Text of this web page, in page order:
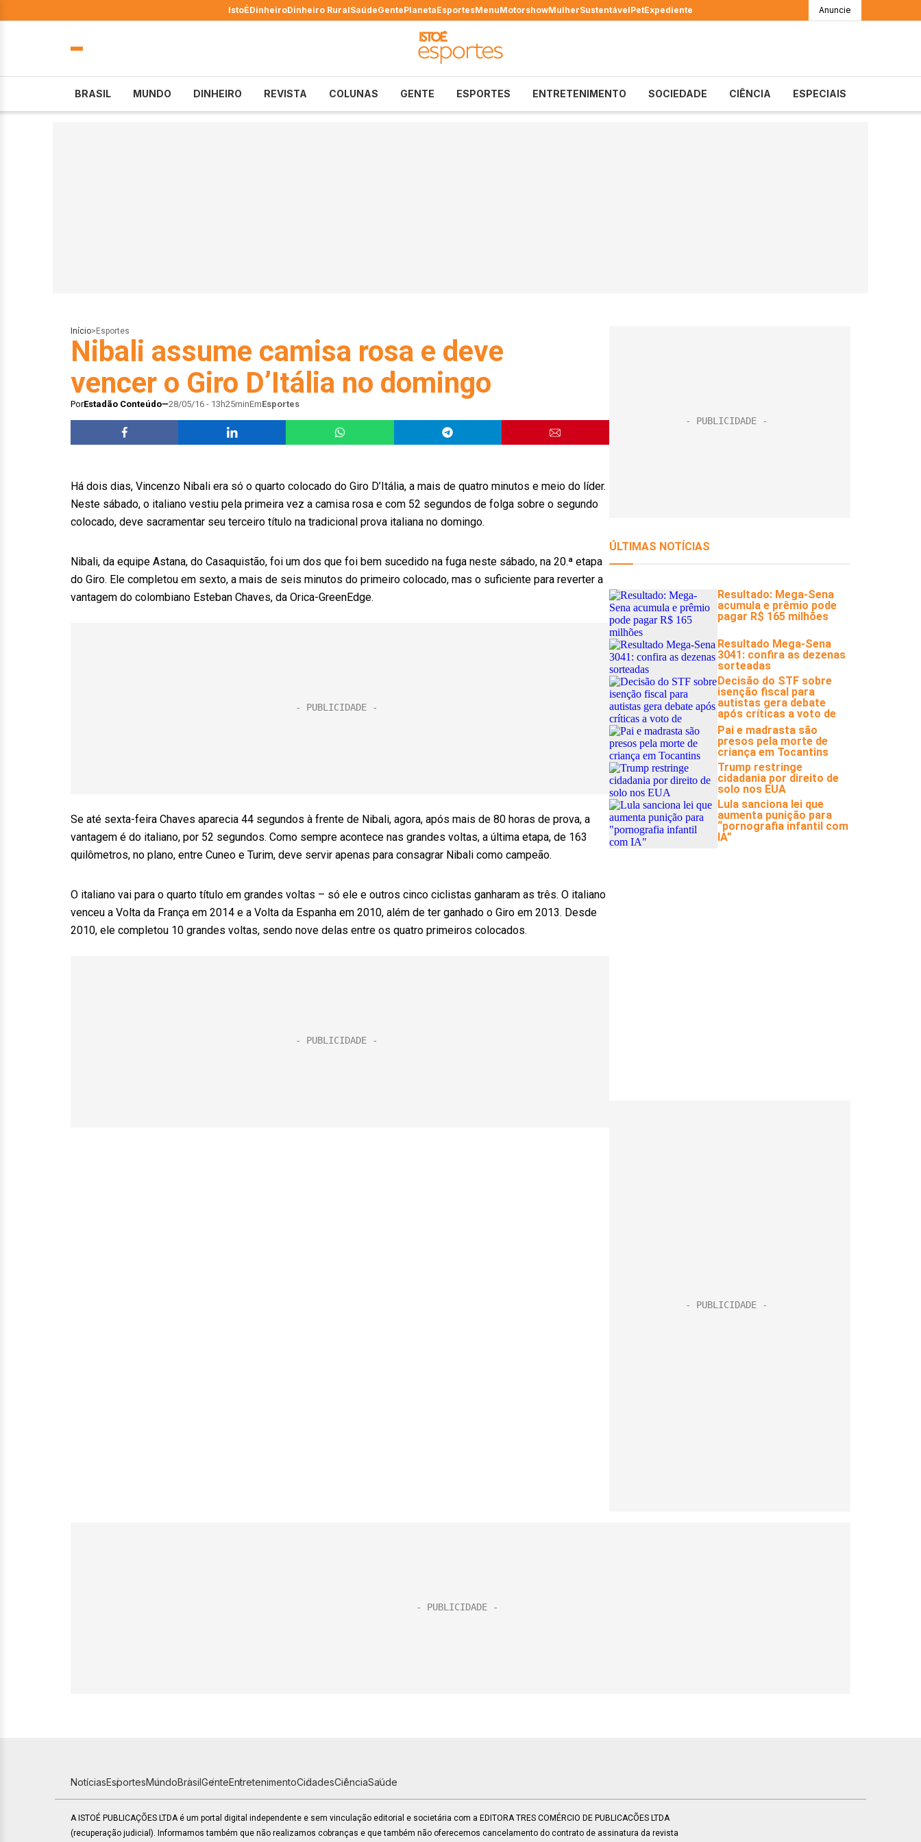
IstoÉDinheiroDinheiro RuralSaúdeGentePlanetaEsportesMenuMotorshowMulherSustentávelPetExpediente Anuncie
BRASIL MUNDO DINHEIRO REVISTA COLUNAS GENTE ESPORTES ENTRETENIMENTO SOCIEDADE CIÊNCIA ESPECIAIS
Início> Esportes
Nibali assume camisa rosa e deve
vencer o Giro D’Itália no domingo
PorEstadão Conteúdo 28/05/16 - 13h25minEmEsportes
Há dois dias, Vincenzo Nibali era só o quarto colocado do Giro D’Itália, a mais de quatro minutos e meio do líder.
Neste sábado, o italiano vestiu pela primeira vez a camisa rosa e com 52 segundos de folga sobre o segundo
colocado, deve sacramentar seu terceiro título na tradicional prova italiana no domingo.
Nibali, da equipe Astana, do Casaquistão, foi um dos que foi bem sucedido na fuga neste sábado, na 20.ª etapa
do Giro. Ele completou em sexto, a mais de seis minutos do primeiro colocado, mas o suficiente para reverter a
vantagem do colombiano Esteban Chaves, da Orica-GreenEdge.
Se até sexta-feira Chaves aparecia 44 segundos à frente de Nibali, agora, após mais de 80 horas de prova, a
vantagem é do italiano, por 52 segundos. Como sempre acontece nas grandes voltas, a última etapa, de 163
quilômetros, no plano, entre Cuneo e Turim, deve servir apenas para consagrar Nibali como campeão.
O italiano vai para o quarto título em grandes voltas – só ele e outros cinco ciclistas ganharam as três. O italiano
venceu a Volta da França em 2014 e a Volta da Espanha em 2010, além de ter ganhado o Giro em 2013. Desde
2010, ele completou 10 grandes voltas, sendo nove delas entre os quatro primeiros colocados.
NotíciasEsportesMundoBrasilGenteEntretenimentoCidadesCiênciaSaúde
A ISTOÉ PUBLICAÇÕES LTDA é um portal digital independente e sem vinculação editorial e societária com a EDITORA TRES COMÉRCIO DE PUBLICACÕES LTDA
(recuperação judicial). Informamos também que não realizamos cobranças e que também não oferecemos cancelamento do contrato de assinatura da revista